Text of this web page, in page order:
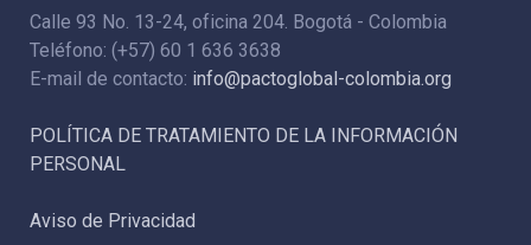
Calle 93 No. 13-24, oficina 204. Bogotá - Colombia
Teléfono: (+57) 60 1 636 3638
E-mail de contacto: info@pactoglobal-colombia.org
POLÍTICA DE TRATAMIENTO DE LA INFORMACIÓN
PERSONAL
Aviso de Privacidad